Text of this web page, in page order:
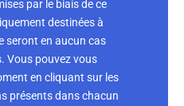
par le biais de ce
destinées à
seront en aucun cas
Vous pouvez vous
en cliquant sur les
présents dans chacun